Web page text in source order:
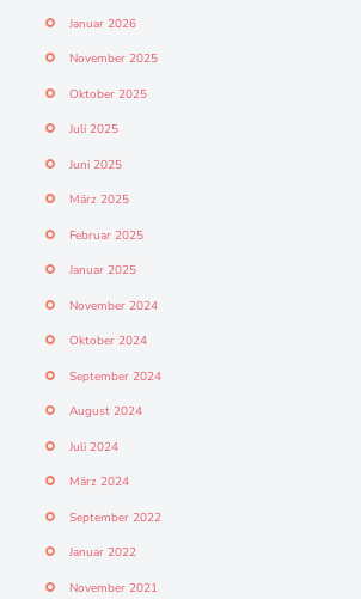
Januar 2026
November 2025
Oktober 2025
Juli 2025
Juni 2025
März 2025
Februar 2025
Januar 2025
November 2024
Oktober 2024
September 2024
August 2024
Juli 2024
März 2024
September 2022
Januar 2022
November 2021